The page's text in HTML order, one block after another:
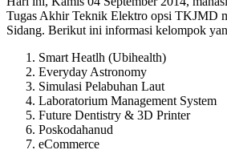
Tugas Akhir Teknik Elektro opsi TKJMD
Sidang. Berikut ini informasi kelompok
Smart Heatlh (Ubihealth)
Everyday Astronomy
Simulasi Pelabuhan Laut
Laboratorium Management System
Future Dentistry & 3D Printer
Poskodahanud
eCommerce